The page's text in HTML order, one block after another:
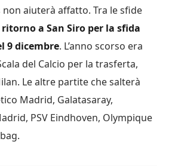
non aiuterà affatto. Tra le sfide
ritorno a San Siro per la sfida
9 dicembre. L’anno scorso era
del Calcio per la trasferta,
Le altre partite che salterà
Madrid, Galatasaray,
PSV Eindhoven, Olympique